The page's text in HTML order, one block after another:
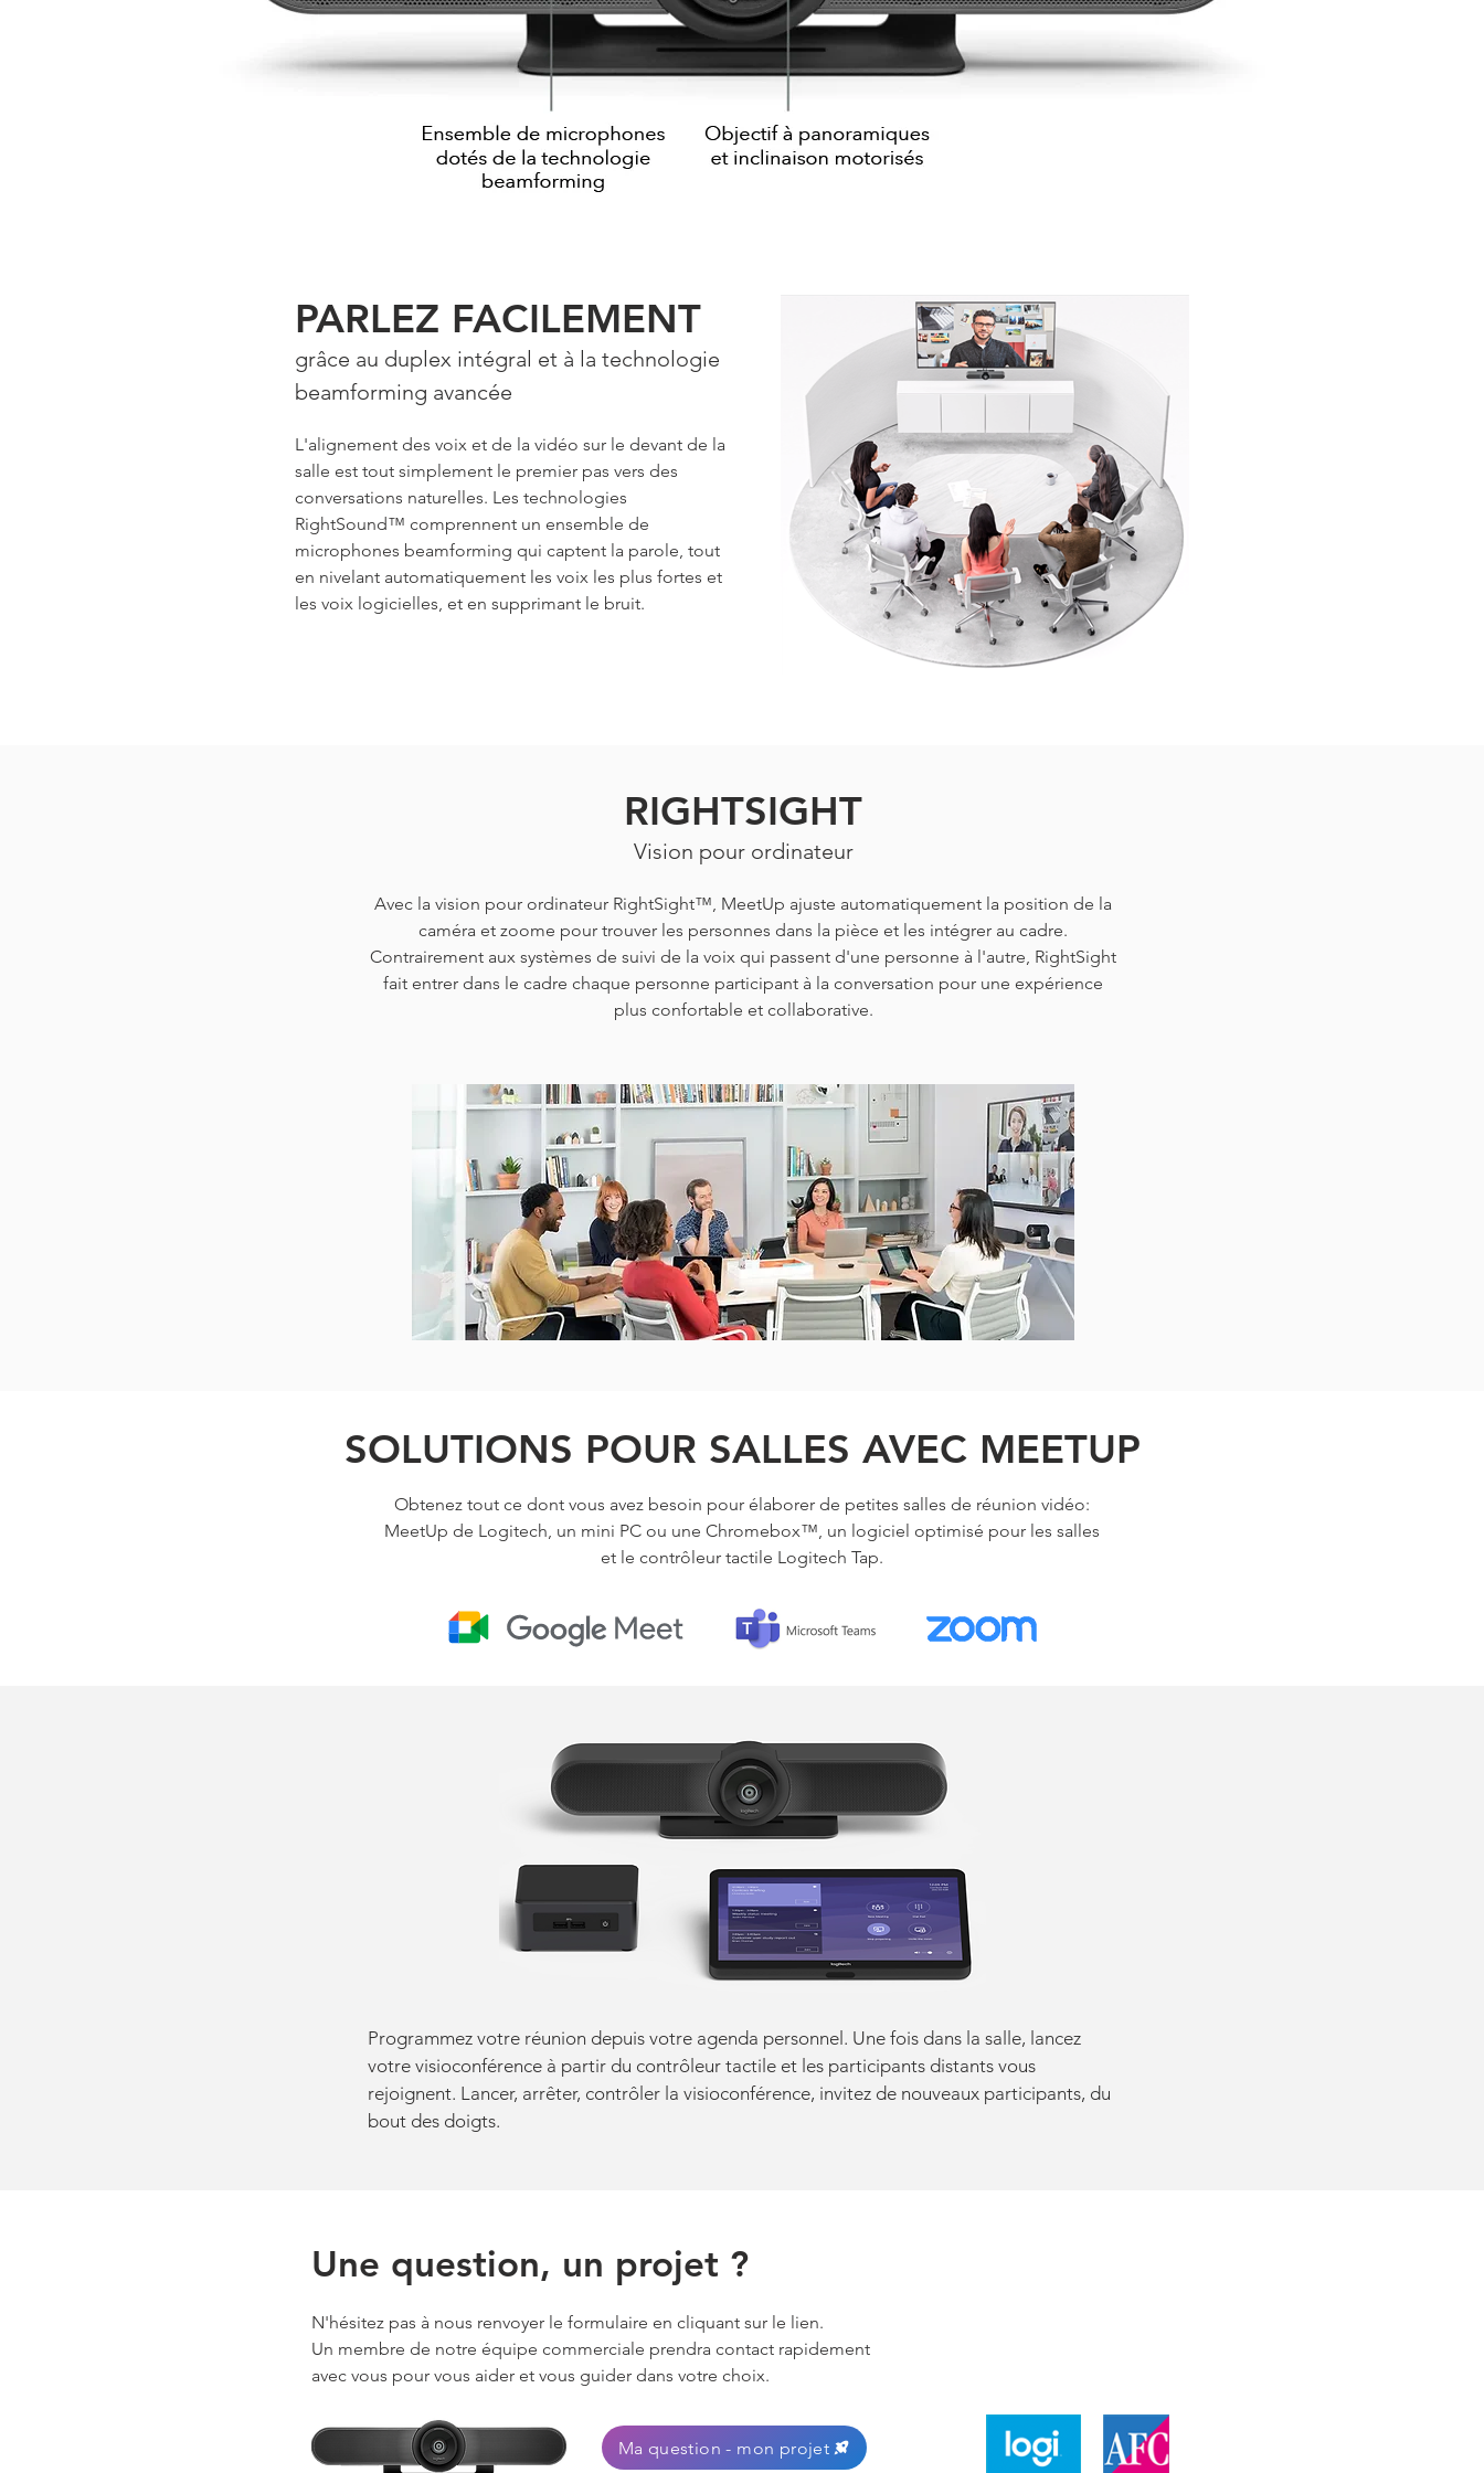
PARLEZ FACILEMENT
grâce au duplex intégral et à la technologie
beamforming avancée
L'alignement des voix et de la vidéo sur le devant de la
salle est tout simplement le premier pas vers des
conversations naturelles. Les technologies
RightSound™ comprennent un ensemble de
microphones beamforming qui captent la parole, tout
en nivelant automatiquement les voix les plus fortes et
les voix logicielles, et en supprimant le bruit.
RIGHTSIGHT
Vision pour ordinateur
Avec la vision pour ordinateur RightSight™, MeetUp ajuste automatiquement la position de la
caméra et zoome pour trouver les personnes dans la pièce et les intégrer au cadre.
Contrairement aux systèmes de suivi de la voix qui passent d'une personne à l'autre, RightSight
fait entrer dans le cadre chaque personne participant à la conversation pour une expérience
plus confortable et collaborative.
SOLUTIONS POUR SALLES AVEC MEETUP
Obtenez tout ce dont vous avez besoin pour élaborer de petites salles de réunion vidéo:
MeetUp de Logitech, un mini PC ou une Chromebox™, un logiciel optimisé pour les salles
et le contrôleur tactile Logitech Tap.
Programmez votre réunion depuis votre agenda personnel. Une fois dans la salle, lancez
votre visioconférence à partir du contrôleur tactile et les participants distants vous
rejoignent. Lancer, arrêter, contrôler la visioconférence, invitez de nouveaux participants, du
bout des doigts.
Une question, un projet ?
N'hésitez pas à nous renvoyer le formulaire en cliquant sur le lien.
Un membre de notre équipe commerciale prendra contact rapidement
avec vous pour vous aider et vous guider dans votre choix.
Ma question - mon projet